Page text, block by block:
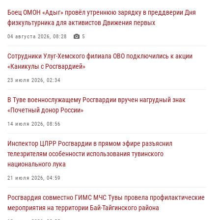
Сотрудники вневедомственной охраны приняли участие в акции
29 июля 2026, 09:41
26 сигналов «Тревога» с автотранспортов отработали экипажи
29 июля 2026, 08:37 1
В Туве офицер Росгвардии подвела итоги юбилейного личного
28 июля 2026, 07:48
Боец ОМОН «Адыг» провёл утреннюю зарядку в преддверии Дня
физкультурника для активистов Движения первых
04 августа 2026, 08:28 5
Сотрудники Улуг-Хемского филиала ОВО подключились к акции
«Каникулы с Росгвардией»
23 июля 2026, 02:34
В Туве военнослужащему Росгвардии вручен нагрудный знак
«Почетный донор России»
14 июля 2026, 08:56
Инспектор ЦЛРР Росгвардии в прямом эфире разъяснил
телезрителям особенности использования тувинского
национального лука
21 июля 2026, 04:59
Росгвардия совместно ГИМС МЧС Тувы провела профилактические
мероприятия на территории Бай-Тайгинского района